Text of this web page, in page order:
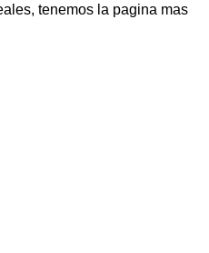
tenemos la pagina mas